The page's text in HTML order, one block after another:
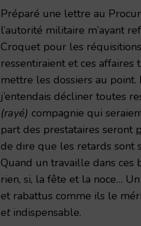
Préparé une lettre au
l’autorité militaire m’ayant
Croquet pour les
ressentiraient et ces affaires
mettre les dossiers au
j’entendais décliner toutes
(rayé) compagnie qui
part des prestataires seront
de dire que les retards sont
Quand un travaille dans ces
rien, si, la fête et la noce…
et rabattus comme ils le
etindispensable.